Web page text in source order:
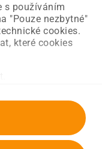
s používáním
"Pouze nezbytné"
cookies.
které cookies
strana